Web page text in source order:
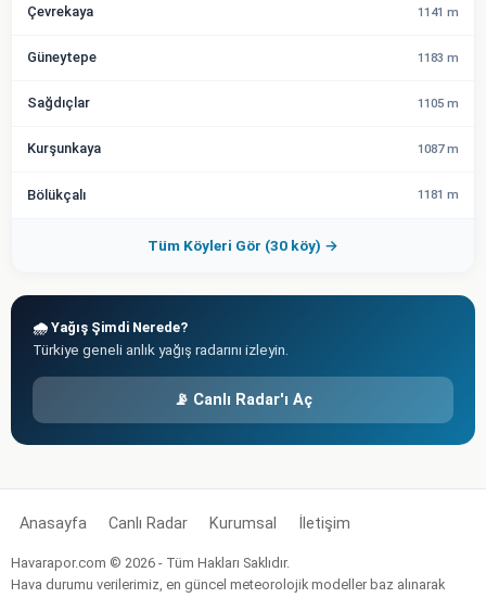
Çevrekaya 1141 m
Güneytepe 1183 m
Sağdıçlar 1105 m
Kurşunkaya 1087 m
Bölükçalı 1181 m
Tüm Köyleri Gör (30 köy) →
🌧️ Yağış Şimdi Nerede?
Türkiye geneli anlık yağış radarını izleyin.
📡 Canlı Radar'ı Aç
Anasayfa Canlı Radar Kurumsal İletişim
Havarapor.com © 2026 - Tüm Hakları Saklıdır.
Hava durumu verilerimiz, en güncel meteorolojik modeller baz alınarak